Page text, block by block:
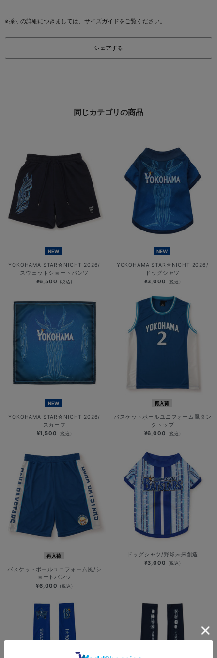
※採寸の詳細につきましては、 サイズガイドをご覧ください。
シェアする
同じカテゴリの商品
NEW
YOKOHAMA STAR☆NIGHT 2026/
スウェットショートパンツ
¥6,500 (税込)
NEW
YOKOHAMA STAR☆NIGHT 2026/
ドッグシャツ
¥3,000 (税込)
NEW
YOKOHAMA STAR☆NIGHT 2026/
スカーフ
¥1,500 (税込)
再入荷
バスケットボールユニフォーム風タン
クトップ
¥6,000 (税込)
再入荷
バスケットボールユニフォーム風/シ
ョートパンツ
¥6,000 (税込)
ドッグシャツ/野球未来創造
¥3,000 (税込)